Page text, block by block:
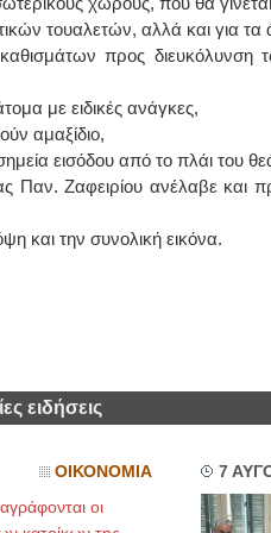
τουαλετών, αλλά και για τα
προς
με ειδικές ανάγκες,
αμαξίδιο,
εισόδου από το πλάι του
Παν. Ζαφειρίου ανέλαβε και
και την συνολική εικόνα.
ειδήσεις
ΟΙΚΟΝΟΜΙΑ
οι
7